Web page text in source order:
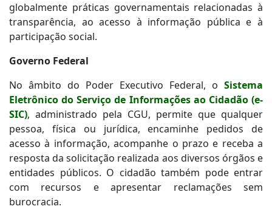
globalmente práticas governamentais relacionadas à
transparência, ao acesso à informação pública e à
participação social.
Governo Federal
No âmbito do Poder Executivo Federal, o Sistema
Eletrônico do Serviço de Informações ao Cidadão (e-
SIC), administrado pela CGU, permite que qualquer
pessoa, física ou jurídica, encaminhe pedidos de
acesso à informação, acompanhe o prazo e receba a
resposta da solicitação realizada aos diversos órgãos e
entidades públicos. O cidadão também pode entrar
com recursos e apresentar reclamações sem
burocracia.